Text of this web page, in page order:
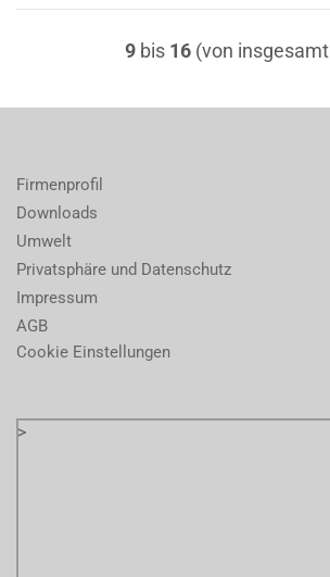
9 bis 16 (von insgesamt
Firmenprofil
Downloads
Umwelt
Privatsphäre und Datenschutz
Impressum
AGB
Cookie Einstellungen
>